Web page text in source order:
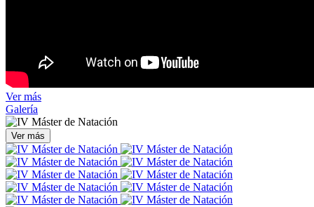
Ver más
Galería
Ver más